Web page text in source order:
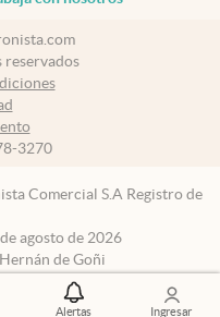
Alertas Ingresar
reservados
3270
Comercial S.A Registro de
agosto de 2026
de Goñi